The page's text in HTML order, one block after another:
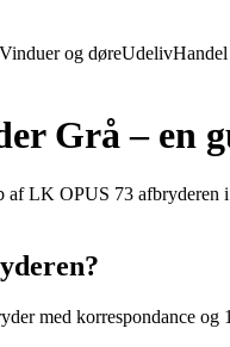
Vinduer og døreUdelivHandel
Grå – en
LK OPUS 73 afbryderen
med korrespondance